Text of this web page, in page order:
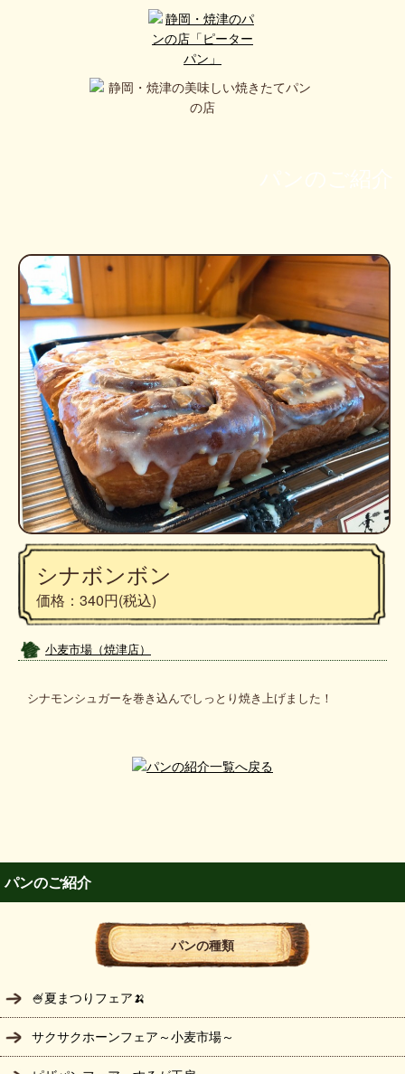
シナボンボン
価格：340円(税込)
小麦市場（焼津店）
シナモンシュガーを巻き込んでしっとり焼き上げました！
パンのご紹介
パンの種類
🍧夏まつりフェア🍌
サクサクホーンフェア～小麦市場～